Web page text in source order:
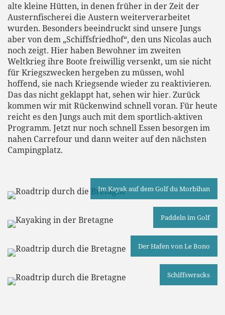
alte kleine Hütten, in denen früher in der Zeit der
Austernfischerei die Austern weiterverarbeitet
wurden. Besonders beeindruckt sind unsere Jungs
aber von dem „Schiffsfriedhof“, den uns Nicolas auch
noch zeigt. Hier haben Bewohner im zweiten
Weltkrieg ihre Boote freiwillig versenkt, um sie nicht
für Kriegszwecken hergeben zu müssen, wohl
hoffend, sie nach Kriegsende wieder zu reaktivieren.
Das das nicht geklappt hat, sehen wir hier. Zurück
kommen wir mit Rückenwind schnell voran. Für heute
reicht es den Jungs auch mit dem sportlich-aktiven
Programm. Jetzt nur noch schnell Essen besorgen im
nahen Carrefour und dann weiter auf den nächsten
Campingplatz.
Im Kayak auf dem Golf du Morbihan
Paddeln im Golf
Der Hafen von Le Bono
Schiffswracks